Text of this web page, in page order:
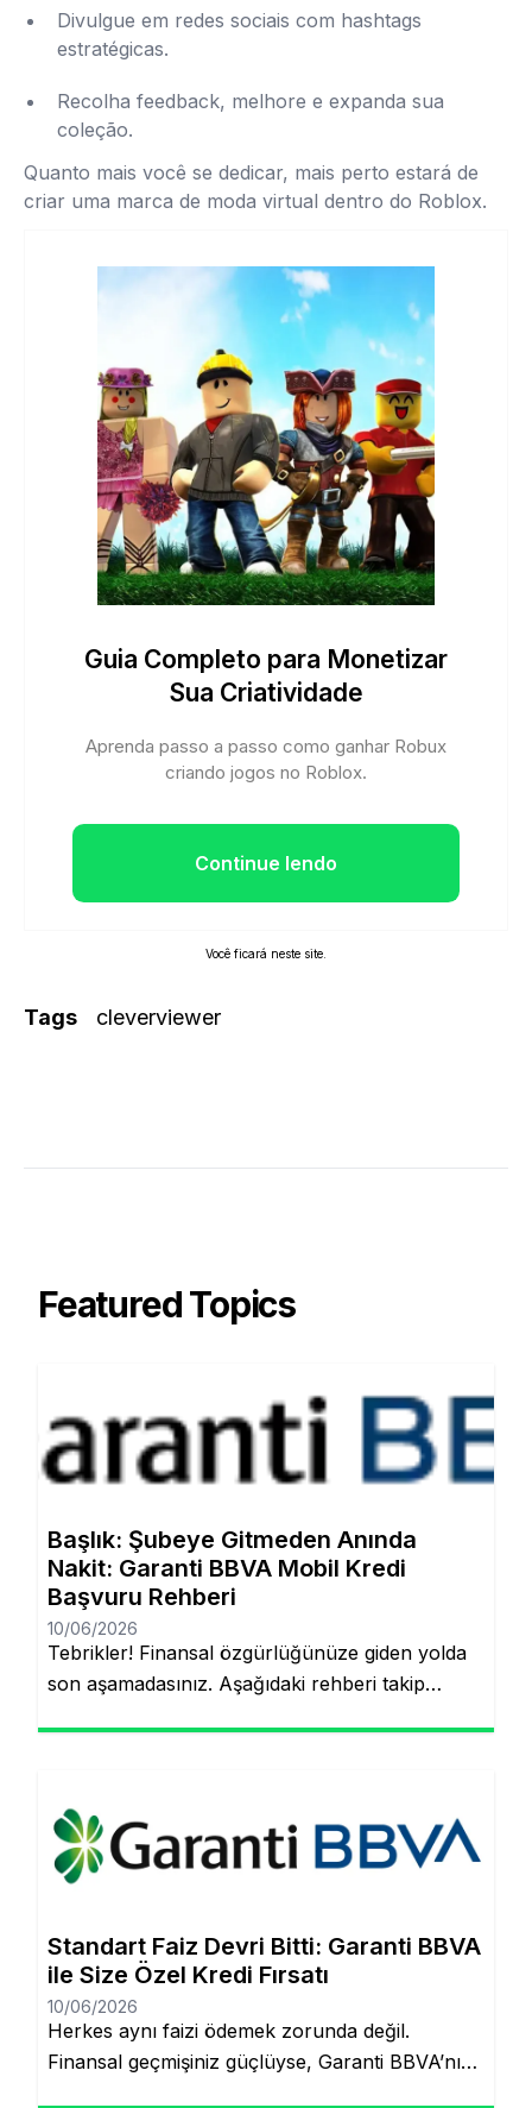
Divulgue em redes sociais com hashtags
estratégicas.
Recolha feedback, melhore e expanda sua
coleção.
Quanto mais você se dedicar, mais perto estará de
criar uma marca de moda virtual dentro do Roblox.
Guia Completo para Monetizar
Sua Criatividade
Aprenda passo a passo como ganhar Robux
criando jogos no Roblox.
Continue lendo
Você ficará neste site.
Tags cleverviewer
Featured Topics
Başlık: Şubeye Gitmeden Anında
Nakit: Garanti BBVA Mobil Kredi
Başvuru Rehberi
10/06/2026
Tebrikler! Finansal özgürlüğünüze giden yolda
son aşamadasınız. Aşağıdaki rehberi takip
artık çok daha kolay! Şubeye gitmenize veya
tomarla evrak imzalamanıza gerek kalmadan,
Garanti BBVA’nın dijital müşteri olma
sağlayabilirsiniz. İşte pürüzsüz bir deneyim için
Standart Faiz Devri Bitti: Garanti BBVA
ile Size Özel Kredi Fırsatı
10/06/2026
Herkes aynı faizi ödemek zorunda değil.
Finansal geçmişiniz güçlüyse, Garanti BBVA’nın